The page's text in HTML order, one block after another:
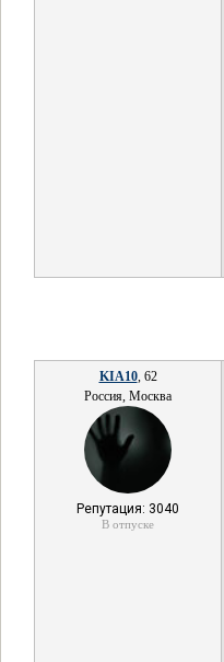
KIA10, 62
Россия, Москва
Репутация: 3040
В отпуске